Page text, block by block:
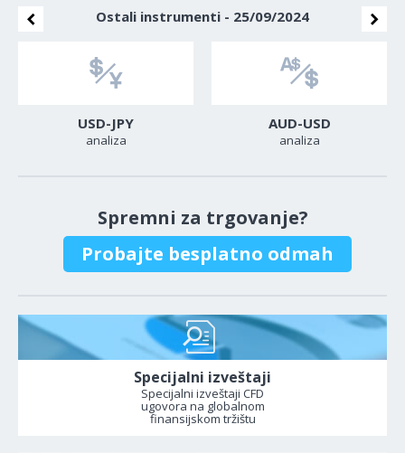
Ostali instrumenti - 25/09/2024
USD-JPY
analiza
AUD-USD
analiza
Spremni za trgovanje?
Probajte besplatno odmah
Specijalni izveštaji
Specijalni izveštaji CFD
ugovora na globalnom
finansijskom tržištu